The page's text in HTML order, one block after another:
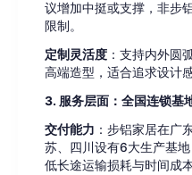
议增加中挺或支撑，非步
限制。
定制灵活度 ：支持内外圆
高端造型，适合追求设计
3. 服务层面：全国连锁基
交付能力 ：步铝家居在广
苏、四川设有6大生产基
低长途运输损耗与时间成本